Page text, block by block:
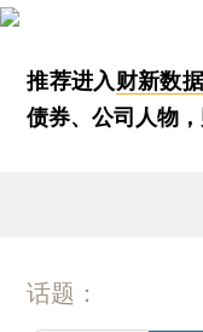
推荐进入财新数
债券、公司人物
话题：